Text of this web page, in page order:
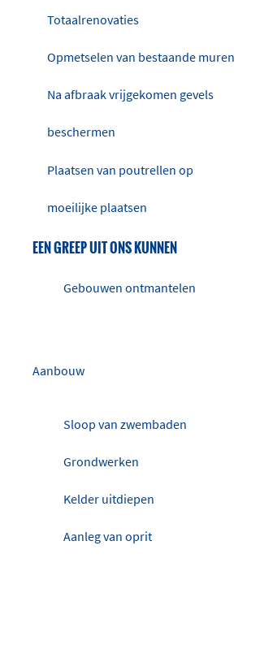
Totaalrenovaties
Opmetselen van bestaande muren
Na afbraak vrijgekomen gevels
beschermen
Plaatsen van poutrellen op
moeilijke plaatsen
EEN GREEP UIT ONS KUNNEN
Gebouwen ontmantelen
Aanbouw
Sloop van zwembaden
Grondwerken
Kelder uitdiepen
Aanleg van oprit